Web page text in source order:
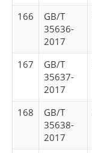
166
GB/T
35636-
2017
167
GB/T
35637-
2017
168
GB/T
35638-
2017